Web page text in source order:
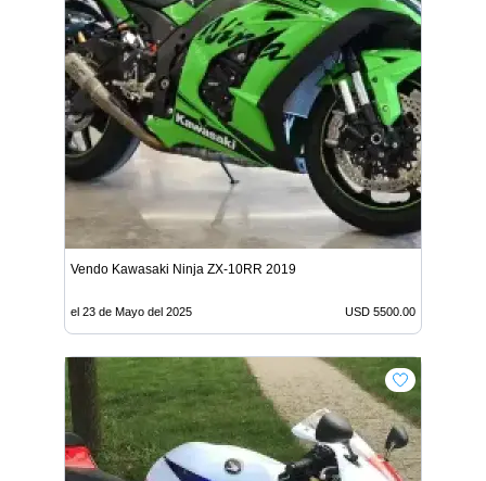
Vendo Kawasaki Ninja ZX-10RR 2019
el 23 de Mayo del 2025 USD 5500.00